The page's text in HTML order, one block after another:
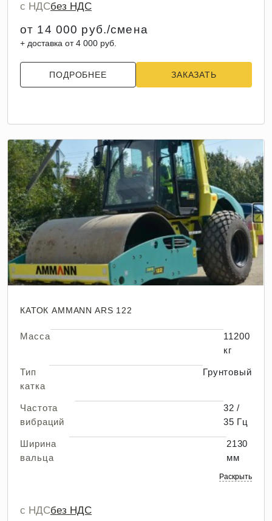
с НДСбез НДС
от 14 000 руб./смена
+ доставка от 4 000 руб.
ПОДРОБНЕЕ ЗАКАЗАТЬ
КАТОК AMMANN ARS 122
Масса
11200
кг
Тип
катка
Грунтовый
Частота
вибраций
32 /
35 Гц
Ширина
вальца
2130
мм
Раскрыть
с НДСбез НДС